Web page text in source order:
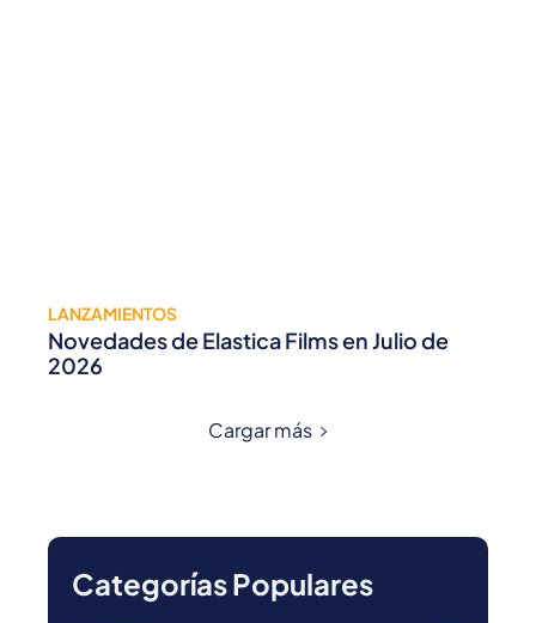
LANZAMIENTOS
Novedades de Elastica Films en Julio de
2026
Cargar más
Categorías Populares